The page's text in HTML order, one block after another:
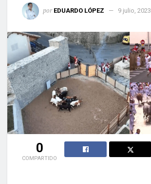
por EDUARDO LÓPEZ 9 julio, 2023
0
COMPARTIDO